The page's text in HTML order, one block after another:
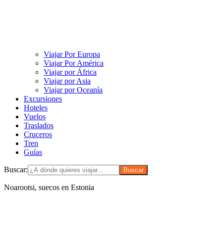
Viajar Por Europa
Viajar Por América
Viajar por África
Viajar por Asia
Viajar por Oceanía
Excursiones
Hoteles
Vuelos
Traslados
Cruceros
Tren
Guías
Buscar:
Noarootsi, suecos en Estonia